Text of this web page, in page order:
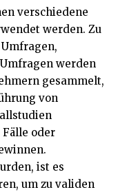
verschiedene
werden. Zu
werden
gesammelt,
von
oder
ist es
um zu validen